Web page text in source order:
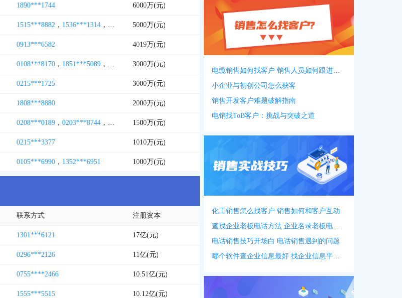
1890***1744 6000万(元)
1515***8882 ， 1536***1314 ， 0258***6083，1774***1484 0510****1301，0511****7001，1776***7992 ，1519***5950
5000万(元)
0913***6582 4019万(元)
0108***8170 ， 1851***5089 ， 0108***7072，0108***7008
3000万(元)
0215***1725 3000万(元)
1808***8880 2000万(元)
0208***0189 ， 0203***8744 ， 1581***0310，1371***9603
1500万(元)
0215***3377 1010万(元)
0105***6990 ， 1352***6951 1000万(元)
联系方式 注册资本
1301***6121 17亿(元)
0296***2126 11亿(元)
0755****2466 10.51亿(元)
1555***5515 10.12亿(元)
电缆销售如何找客户 销售人员如何跟进客户
小企业与初创公司怎么获客
销售开发客户难题破解指南
电销找ToB客户：挑战与突破之道
化工销售怎么找客户 销售如何和客户互动
查找企业老板电话方法 企业名录老板电话名录
电话销售技巧开场白 电话销售遇到的问题
哪个软件查企业信息最好 找企业信息平台 app